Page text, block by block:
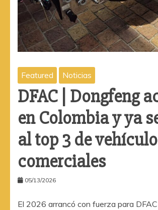
Featured Noticias
DFAC | Dongfeng
en Colombia y ya
al top 3 de
comerciales
05/13/2026
El 2026 arrancó con fuerza para